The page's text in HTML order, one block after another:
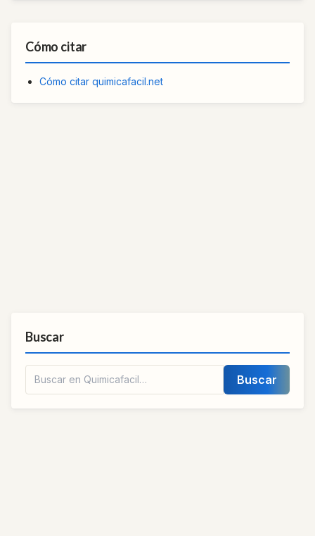
Cómo citar
Cómo citar quimicafacil.net
Buscar
Buscar